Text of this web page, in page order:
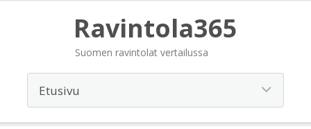
Ravintola365
Suomen ravintolat vertailussa